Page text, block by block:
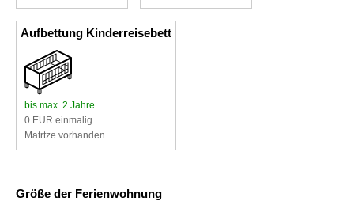
Aufbettung Kinderreisebett
bis max. 2 Jahre
0 EUR einmalig
Matrtze vorhanden
Größe der Ferienwohnung